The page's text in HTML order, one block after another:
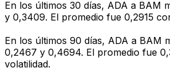
En los últimos 30 días, ADA a BAM
y 0,3409. El promedio fue 0,2915
En los últimos 90 días, ADA a BAM
0,2467 y 0,4694. El promedio fue
volatilidad.